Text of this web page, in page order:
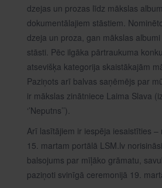
dzejas un prozas līdz mākslas
dokumentālajiem stāstiem.
dzeja un proza, gan mākslas
stāsti. Pēc ilgāka pārtraukuma
atsevišķa kategorija skaistākajām
Paziņots arī balvas saņēmējs par
ir mākslas zinātniece Laima Slava
‘’Neputns’’).
Arī lasītājiem ir iespēja iesaistīties
15. martam portālā LSM.lv
balsojums par mīļāko grāmatu,
paziņoti svinīgā ceremonijā 19.